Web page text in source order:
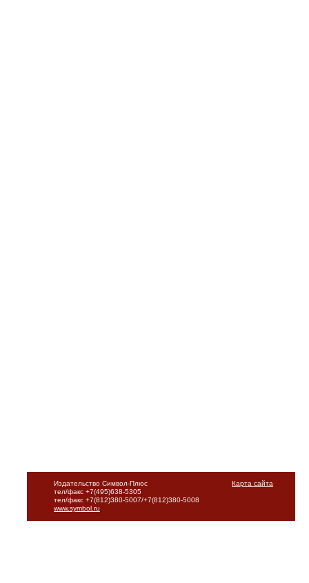
Карта сайта
Издательство Символ-Плюс
тел/факс +7(495)638-5305
тел/факс +7(812)380-5007/+7(812)380-5008
www.symbol.ru